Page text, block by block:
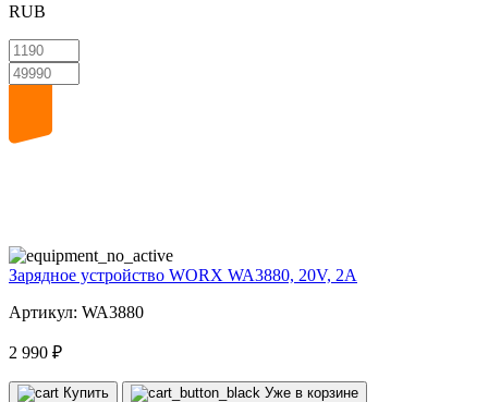
RUB
Зарядное устройство WORX WA3880, 20V, 2A
Артикул: WA3880
2 990 ₽
Купить Уже в корзине